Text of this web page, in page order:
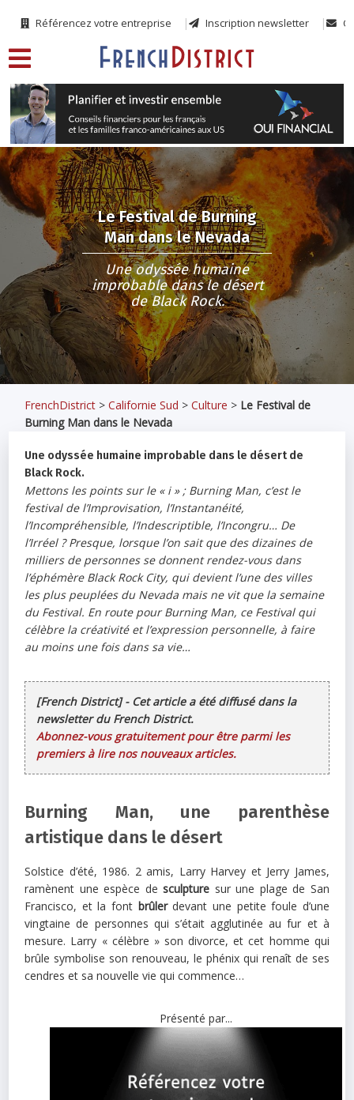
Référencez votre entreprise Inscription newsletter
Le Festival de Burning
Man dans le Nevada
Une odyssée humaine
improbable dans le désert
de Black Rock.
FrenchDistrict >Californie Sud >Culture > Le Festival de
Burning Man dans le Nevada
Une odyssée humaine improbable dans le désert de
Black Rock.
Mettons les points sur le « i» ; Burning Man, c’est le
festival de l’Improvisation, l’Instantanéité,
l’Incompréhensible, l’Indescriptible, l’Incongru… De
l’Irréel ? Presque, lorsque l’on sait que des dizaines de
milliers de personnes se donnent rendez-vous dans
l’éphémère Black Rock City, qui devient l’une des villes
les plus peuplées du Nevada mais ne vit que la semaine
du Festival. En route pour Burning Man, ce Festival qui
célèbre la créativité et l’expression personnelle, à faire
au moins une fois dans sa vie…
[French District] - Cet article a été diffusé dans la
newsletter du French District.
Abonnez-vous gratuitement pour être parmi les
premiers à lire nos nouveaux articles.
Burning Man, une parenthèse
artistique dans le désert
Solstice d’été, 1986. 2 amis, Larry Harvey et Jerry James,
ramènent une espèce desculpture sur une plage de San
Francisco, et la font brûlerdevant une petite foule d’une
vingtaine de personnes qui s’était agglutinée au fur et à
mesure. Larry « célèbre » son divorce, et cet homme qui
brûle symbolise son renouveau, le phénix qui renaît de ses
cendres et sa nouvelle vie qui commence…
Présenté par...